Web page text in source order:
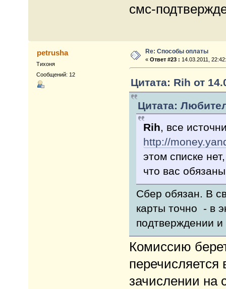
смс-
petrusha
Тихоня
Сообщений: 12
Re: Способы оплаты
«Ответ #23 : 14.03.2011,
Цитата: Rih от
Цитата:
Rih, все
http://
этом списке
что вас
Сбер обязан. В
карты точно - в
подтверждении и
Комиссию
зачислении на